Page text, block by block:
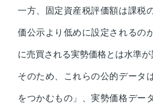
一方、固定資産税評価額は課税
価公示より低めに設定されるの
に売買される実勢価格とは水準が
そのため、これらの公的データ
をつかむもの」、実勢価格デー